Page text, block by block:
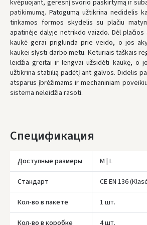
* Сроки доставки являются
доступности курьерской
kvėpuojant, geresnį svorio paskirtymą ir
patikimumą. Patogumą užtikrina nedidelis
tinkamos formos skydelis su plačiu
apatinėje dalyje netrikdo vaizdo. Dėl
kaukė gerai priglunda prie veido, o jos
kaukei slysti darbo metu. Keturiais taškais
leidžia greitai ir lengvai užsidėti kaukę, o
užtikrina stabilią padėtį ant galvos. Didelis
atsparus įbrėžimams ir mechaniniam
sistema neleidžia rasoti.
Спецификация
Доступные размеры M | L
Стандарт CE EN 136
Кол-во в пакете 1 шт.
Кол-во в коробке 4 шт.
Įvertinimas: